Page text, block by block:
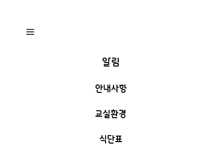
a
알림
안내사항
교실환경
식단표